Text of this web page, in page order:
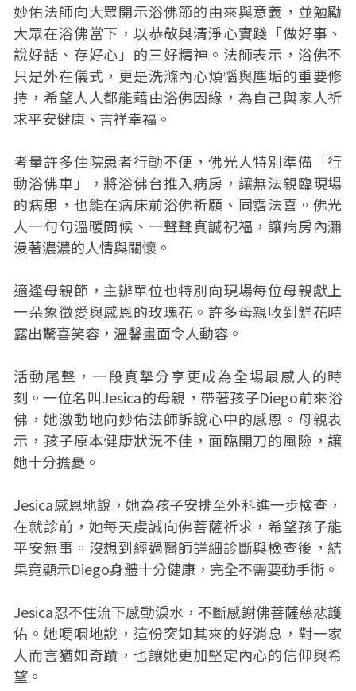
妙佑法師向大眾開示浴佛節的由來與意義，並勉勵
大眾在浴佛當下，以恭敬與清淨心實踐「做好事、
說好話、存好心」的三好精神。法師表示，浴佛不
只是外在儀式，更是洗滌內心煩惱與塵垢的重要修
持，希望人人都能藉由浴佛因緣，為自己與家人祈
求平安健康、吉祥幸福。
考量許多住院患者行動不便，佛光人特別準備「行
動浴佛車」，將浴佛台推入病房，讓無法親臨現場
的病患，也能在病床前浴佛祈願、同霑法喜。佛光
人一句句溫暖問候、一聲聲真誠祝福，讓病房內瀰
漫著濃濃的人情與關懷。
適逢母親節，主辦單位也特別向現場每位母親獻上
一朵象徵愛與感恩的玫瑰花。許多母親收到鮮花時
露出驚喜笑容，溫馨畫面令人動容。
活動尾聲，一段真摯分享更成為全場最感人的時
刻。一位名叫Jesica的母親，帶著孩子Diego前來浴
佛，她激動地向妙佑法師訴說心中的感恩。母親表
示，孩子原本健康狀況不佳，面臨開刀的風險，讓
她十分擔憂。
Jesica感恩地說，她為孩子安排至外科進一步檢查，
在就診前，她每天虔誠向佛菩薩祈求，希望孩子能
平安無事。沒想到經過醫師詳細診斷與檢查後，結
果竟顯示Diego身體十分健康，完全不需要動手術。
Jesica忍不住流下感動淚水，不斷感謝佛菩薩慈悲護
佑。她哽咽地說，這份突如其來的好消息，對一家
人而言猶如奇蹟，也讓她更加堅定內心的信仰與希
望。